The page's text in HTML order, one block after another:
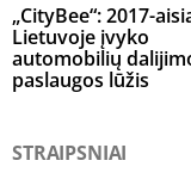
„CityBee“: 2017-
Lietuvoje įvyko
automobilių
paslaugos lūžis
STRAIPSNIAI